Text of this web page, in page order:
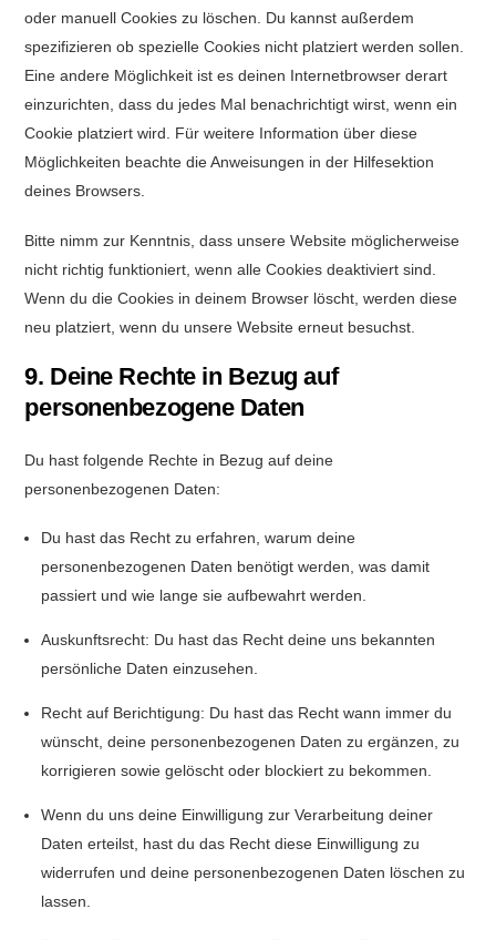
oder manuell Cookies zu löschen. Du kannst außerdem
spezifizieren ob spezielle Cookies nicht platziert werden sollen.
Eine andere Möglichkeit ist es deinen Internetbrowser derart
einzurichten, dass du jedes Mal benachrichtigt wirst, wenn ein
Cookie platziert wird. Für weitere Information über diese
Möglichkeiten beachte die Anweisungen in der Hilfesektion
deines Browsers.
Bitte nimm zur Kenntnis, dass unsere Website möglicherweise
nicht richtig funktioniert, wenn alle Cookies deaktiviert sind.
Wenn du die Cookies in deinem Browser löscht, werden diese
neu platziert, wenn du unsere Website erneut besuchst.
9. Deine Rechte in Bezug auf
personenbezogene Daten
Du hast folgende Rechte in Bezug auf deine
personenbezogenen Daten:
Du hast das Recht zu erfahren, warum deine
personenbezogenen Daten benötigt werden, was damit
passiert und wie lange sie aufbewahrt werden.
Auskunftsrecht: Du hast das Recht deine uns bekannten
persönliche Daten einzusehen.
Recht auf Berichtigung: Du hast das Recht wann immer du
wünscht, deine personenbezogenen Daten zu ergänzen, zu
korrigieren sowie gelöscht oder blockiert zu bekommen.
Wenn du uns deine Einwilligung zur Verarbeitung deiner
Daten erteilst, hast du das Recht diese Einwilligung zu
widerrufen und deine personenbezogenen Daten löschen zu
lassen.